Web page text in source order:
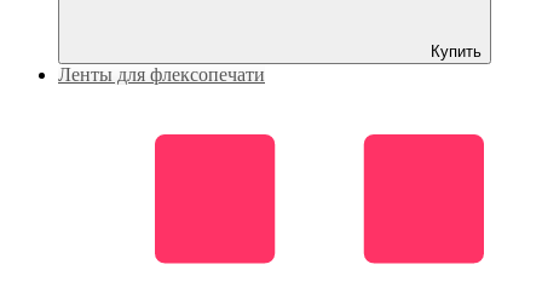
Купить
Ленты для флексопечати